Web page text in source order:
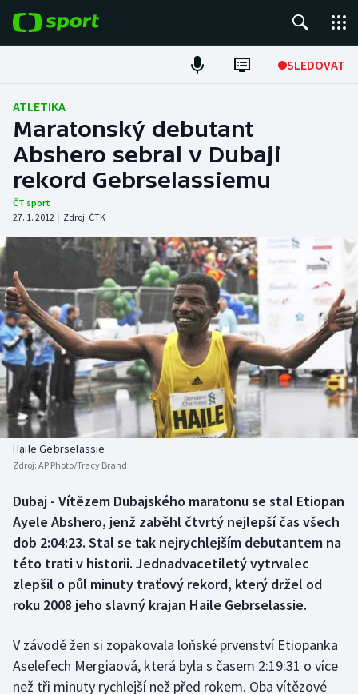
SLEDOVAT
Fotbal
Hokej
Tenis
Atletika
Cyklistika
DALŠÍ SPORTY
Americký fotbal
Baseball a softbal
Basketbal
Biatlon
Box
Curling
Dostihy
Florbal
Futsal
NEPŘEHLÉDNĚTE
Soutěže
Historické návraty
Aplikace ČT sport
ATLETIKA
Maratonský debutant
Abshero sebral v Dubaji
rekord Gebrselassiemu
ČT sport
27. 1. 2012 | Zdroj: ČTK
Haile Gebrselassie
Zdroj: AP Photo/Tracy Brand
Dubaj - Vítězem Dubajského maratonu se stal Etiopan
Ayele Abshero, jenž zaběhl čtvrtý nejlepší čas všech
dob 2:04:23. Stal se tak nejrychlejším debutantem na
této trati v historii. Jednadvacetiletý vytrvalec
zlepšil o půl minuty traťový rekord, který držel od
roku 2008 jeho slavný krajan Haile Gebrselassie.
V závodě žen si zopakovala loňské prvenství Etiopanka
Aselefech Mergiaová, která byla s časem 2:19:31 o více
než tři minuty rychlejší než před rokem. Oba vítězové